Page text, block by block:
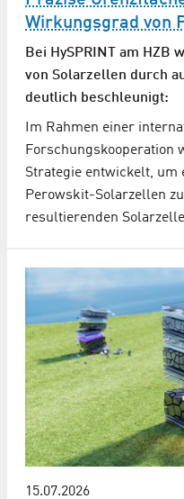
Wirkungsgrad von
Bei HySPRINT am HZB
von Solarzellen durch
deutlich beschleunigt:
Im Rahmen einer
Forschungskooperation
Strategie entwickelt, um
Perowskit-Solarzellen
resultierenden
15.07.2026